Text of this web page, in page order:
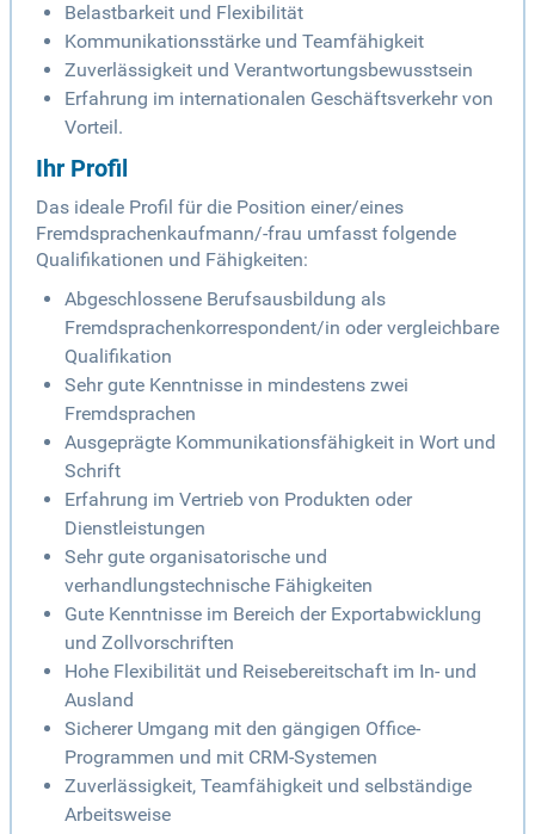
Belastbarkeit und Flexibilität
Kommunikationsstärke und Teamfähigkeit
Zuverlässigkeit und Verantwortungsbewusstsein
Erfahrung im internationalen Geschäftsverkehr von
Vorteil.
Ihr Profil
Das ideale Profil für die Position einer/eines
Fremdsprachenkaufmann/-frau umfasst folgende
Qualifikationen und Fähigkeiten:
Abgeschlossene Berufsausbildung als
Fremdsprachenkorrespondent/in oder vergleichbare
Qualifikation
Sehr gute Kenntnisse in mindestens zwei
Fremdsprachen
Ausgeprägte Kommunikationsfähigkeit in Wort und
Schrift
Erfahrung im Vertrieb von Produkten oder
Dienstleistungen
Sehr gute organisatorische und
verhandlungstechnische Fähigkeiten
Gute Kenntnisse im Bereich der Exportabwicklung
und Zollvorschriften
Hohe Flexibilität und Reisebereitschaft im In- und
Ausland
Sicherer Umgang mit den gängigen Office-
Programmen und mit CRM-Systemen
Zuverlässigkeit, Teamfähigkeit und selbständige
Arbeitsweise